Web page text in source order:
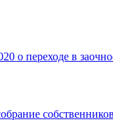
о переходе в